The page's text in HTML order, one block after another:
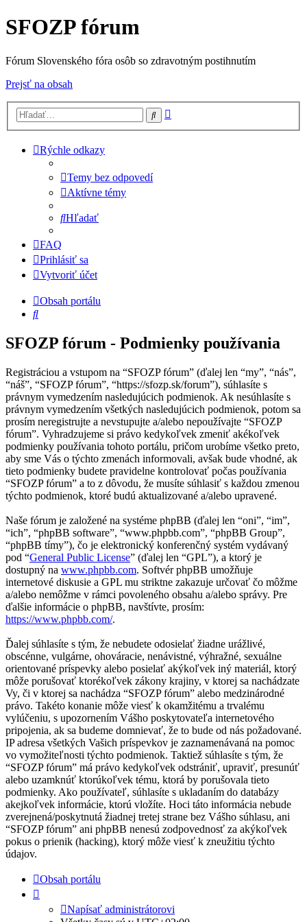
SFOZP fórum
Fórum Slovenského fóra osôb so zdravotným postihnutím
Prejsť na obsah
Hľadať
Rýchle odkazy
Temy bez odpovedí
Aktívne témy
Hľadať
FAQ
Prihlásiť sa
Vytvoriť účet
Obsah portálu
Hľadať
SFOZP fórum - Podmienky používania
Registráciou a vstupom na “SFOZP fórum” (ďalej len “my”, “nás”,
“náš”, “SFOZP fórum”, “https://sfozp.sk/forum”), súhlasíte s
právnym vymedzením nasledujúcich podmienok. Ak nesúhlasíte s
právnym vymedzením všetkých nasledujúcich podmienok, potom sa
prosím neregistrujte a nevstupujte a/alebo nepoužívajte “SFOZP
fórum”. Vyhradzujeme si právo kedykoľvek zmeniť akékoľvek
podmienky používania tohoto portálu, pričom urobíme všetko preto,
aby sme Vás o týchto zmenách informovali, avšak bude vhodné, ak
tieto podmienky budete pravidelne kontrolovať počas používania
“SFOZP fórum” a to z dôvodu, že musíte súhlasiť s každou zmenou
týchto podmienok, ktoré budú aktualizované a/alebo upravené.
Naše fórum je založené na systéme phpBB (ďalej len “oni”, “im”,
“ich”, “phpBB software”, “www.phpbb.com”, “phpBB Group”,
“phpBB tímy”), čo je elektronický konferenčný systém vydávaný
pod “General Public License” (ďalej len “GPL”), a ktorý je
dostupný na www.phpbb.com. Softvér phpBB umožňuje
internetové diskusie a GPL mu striktne zakazuje určovať čo môžme
a/alebo nemôžme v rámci povoleného obsahu a/alebo správy. Pre
ďalšie informácie o phpBB, navštívte, prosím:
https://www.phpbb.com/.
Ďalej súhlasíte s tým, že nebudete odosielať žiadne urážlivé,
obscénne, vulgárne, ohováracie, nenávistné, výhražné, sexuálne
orientované príspevky alebo posielať akýkoľvek iný materiál, ktorý
môže porušovať ktorékoľvek zákony krajiny, v ktorej sa nachádzate
Vy, či v ktorej sa nachádza “SFOZP fórum” alebo medzinárodné
právo. Takéto konanie môže viesť k okamžitému a trvalému
vylúčeniu, s upozornením Vášho poskytovateľa internetového
pripojenia, ak sa budeme domnievať, že to bude od nás požadované.
IP adresa všetkých Vašich príspevkov je zaznamenávaná na pomoc
vo vymožiteľnosti týchto podmienok. Taktiež súhlasíte s tým, že
“SFOZP fórum” má právo kedykoľvek odstrániť, upraviť, presunúť
alebo uzamknúť ktorúkoľvek tému, ktorá by porušovala tieto
podmienky. Ako používateľ, súhlasíte s ukladaním do databázy
akejkoľvek informácie, ktorú vložíte. Hoci táto informácia nebude
zverejnená/poskytnutá žiadnej tretej strane bez Vášho súhlasu, ani
“SFOZP fórum” ani phpBB nenesú zodpovednosť za akýkoľvek
pokus o prienik (hacking), ktorý môže viesť k zneužitiu týchto
údajov.
Obsah portálu
Napísať administrátorovi